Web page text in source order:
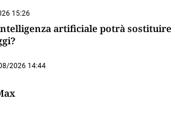
15:26
artificiale potrà sostituire
2026 14:44